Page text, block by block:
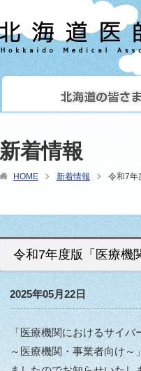
新着情報
HOME 新着情報 令和7年
令和7年度版「医療機
2025年05月22日
「医療機関におけるサイ
～医療機関・事業者向け